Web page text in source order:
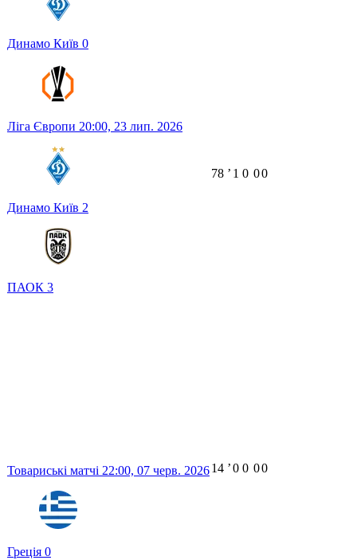
Динамо Київ 0
Ліга Європи 20:00, 23 лип. 2026
Динамо Київ 2
ПАОК 3
78 ʼ 1 0 00
Товариські матчі 22:00, 07 черв. 2026
Греція 0
14 ʼ0 0 00